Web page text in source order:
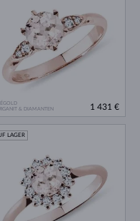
& DIAMANTEN
1 431 €
LAGER